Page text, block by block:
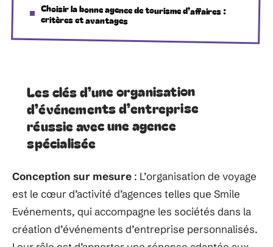
Choisir la bonne agence de tourisme d’affaires :
critères et avantages
Les clés d’une organisation
d’événements d’entreprise
réussie avec une agence
spécialisée
Conception sur mesure : L’organisation de voyage
est le cœur d’activité d’agences telles que Smile
Evénements, qui accompagne les sociétés dans la
création d’événements d’entreprise personnalisés.